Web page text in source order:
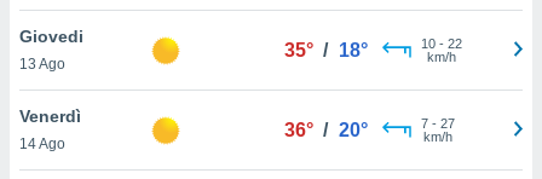
la
nella
Giovedi
13 Ago
35° / 18° 10- 22
km/h
Venerdì
14 Ago
36° / 20° 7- 27
km/h